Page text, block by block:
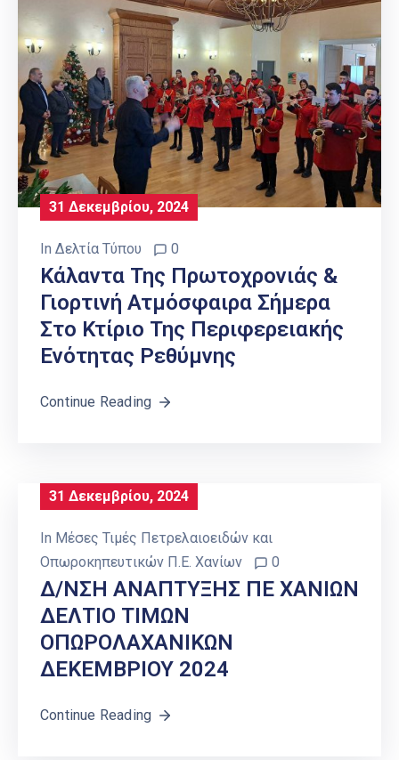
31 Δεκεμβρίου, 2024
In Δελτία Τύπου 0
Κάλαντα Της Πρωτοχρονιάς &
Γιορτινή Ατμόσφαιρα Σήμερα
Στο Κτίριο Της Περιφερειακής
Ενότητας Ρεθύμνης
Continue Reading
31 Δεκεμβρίου, 2024
In Μέσες Τιμές Πετρελαιοειδών και
Οπωροκηπευτικών Π.Ε. Χανίων
0
Δ/ΝΣΗ ΑΝΑΠΤΥΞΗΣ ΠΕ ΧΑΝΙΩΝ
ΔΕΛΤΙΟ ΤΙΜΩΝ
ΟΠΩΡΟΛΑΧΑΝΙΚΩΝ
ΔΕΚΕΜΒΡΙΟΥ 2024
Continue Reading